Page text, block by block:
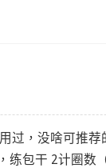
过，没啥可推
练包干 2计圈数